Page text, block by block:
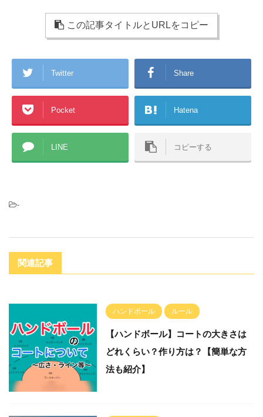
er
e この記事タイトルとURLをコピー
Twitter Share
Pocket Hatena
LINE コピーする
-
関連記事
ハンドボール ルール
【ハンドボール】コートの大きさは
どれくらい？作り方は？【簡単な方
法も紹介】